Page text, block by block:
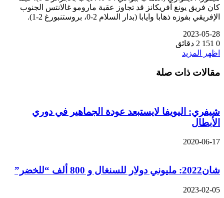
كان فريق يونغ آفريكانز قد تجاوز عقبة مارومو غالانتس الجنوب
الإفريقي بفوزه ذهابا وايابا (بدار السلام 2-0، بروستنبورغ 2-1).
2023-05-28
0
2 دقائق
اظهر المزيد
مقالات ذات صلة
شيفري: اليويفا لايستبعد عودة الجماهير في دوري
الأبطال
2020-06-17
شان2022: مليوني دولار للسنغال و 800 ألف “للخضر”
2023-02-05